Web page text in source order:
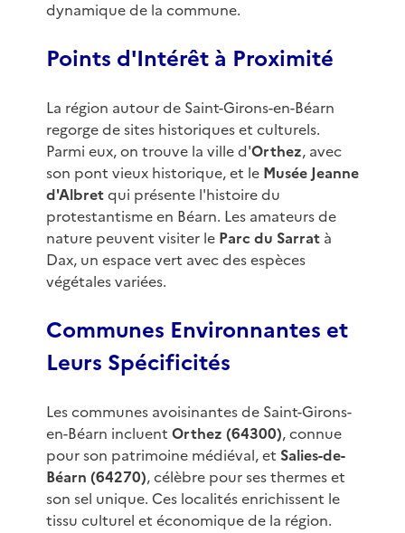
dynamique de la commune.
Points d'Intérêt à Proximité
La région autour de Saint-Girons-en-Béarn
regorge de sites historiques et culturels.
Parmi eux, on trouve la ville d'Orthez, avec
son pont vieux historique, et le Musée Jeanne
d'Albretqui présente l'histoire du
protestantisme en Béarn. Les amateurs de
nature peuvent visiter le Parc du Sarratà
Dax, un espace vert avec des espèces
végétales variées.
Communes Environnantes et
Leurs Spécificités
Les communes avoisinantes de Saint-Girons-
en-Béarn incluent Orthez (64300), connue
pour son patrimoine médiéval, et Salies-de-
Béarn (64270), célèbre pour ses thermes et
son sel unique. Ces localités enrichissent le
tissu culturel et économique de la région.